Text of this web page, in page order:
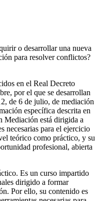
o desarrollar una nueva
para resolver conflictos?
en el Real Decreto
por el que se desarrollan
de 6 de julio, de mediación
específica descrita en
Mediación está dirigida a
necesarias para el ejercicio
teórico como práctico, y su
profesional, abierta
Es un curso impartido
dirigido a formar
Por ello, su contenido es